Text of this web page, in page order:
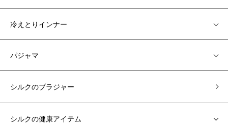
冷えとりインナー
パジャマ
シルクのブラジャー
シルクの健康アイテム